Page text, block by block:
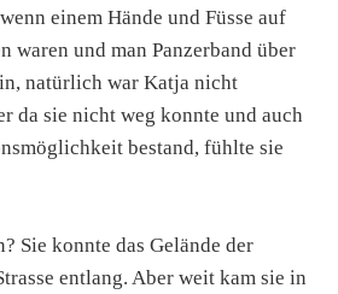
einem Hände und Füsse auf
waren und man Panzerband über
natürlich war Katja nicht
da sie nicht weg konnte und auch
bestand, fühlte sie
Sie konnte das Gelände der
entlang. Aber weit kam sie in